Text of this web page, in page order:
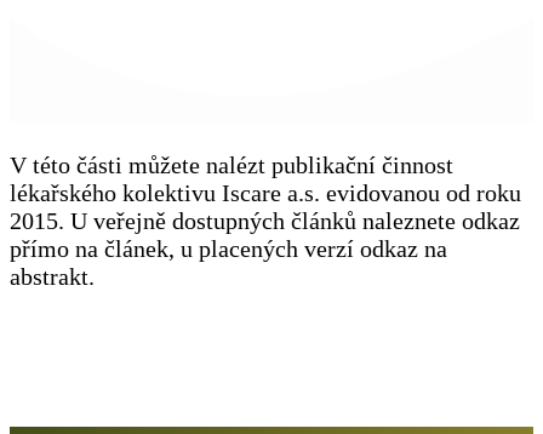
V této části můžete nalézt publikační činnost
lékařského kolektivu Iscare a.s. evidovanou od roku
2015. U veřejně dostupných článků naleznete odkaz
přímo na článek, u placených verzí odkaz na
abstrakt.